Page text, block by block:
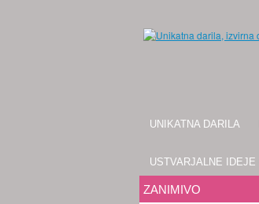
UNIKATNA DARILA
USTVARJALNE IDEJE
ZANIMIVO